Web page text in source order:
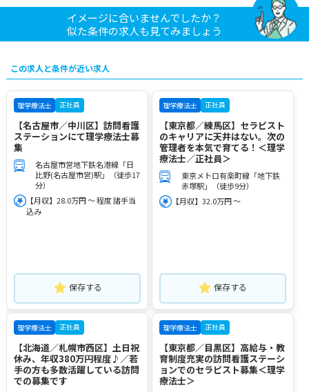
イメージに合いませんでしたか？
似た条件の求人も見てみましょう
この求人と条件が近い求人
理学療法士 正社員
【名古屋市／中川区】訪問看護
ステーションにて理学療法士募
集
名古屋市営地下鉄名港線「日
比野(名古屋市営)駅」（徒歩17
分）
【月収】28.0万円 ～ 程度 諸手当
込み
保存する
理学療法士 正社員
【東京都／練馬区】セラピスト
のキャリアに天井はない。次の
管理者を本気で育てる！＜理学
療法士／正社員＞
東京メトロ有楽町線「地下鉄
赤塚駅」（徒歩9分）
【月収】32.0万円 ～
保存する
理学療法士 正社員
【北海道／札幌市西区】土日祝
休み、年収380万円程度♪／若
手の方も多数活躍している訪問
での募集です
理学療法士 正社員
【東京都／目黒区】高給与・教
育制度充実の訪問看護ステーシ
ョンでのセラピスト募集＜理学
療法士＞